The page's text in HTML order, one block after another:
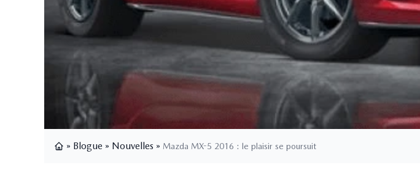
» Blogue » Nouvelles » Mazda MX-5 2016 : le plaisir se poursuit